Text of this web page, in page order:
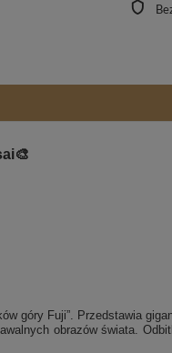
góry Fuji”. Przedstawia
obrazów świata.